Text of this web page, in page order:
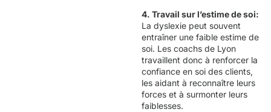
4. Travail sur l’estime de soi:
La dyslexie peut souvent
entraîner une faible estime de
soi. Les coachs de Lyon
travaillent donc à renforcer la
confiance en soi des clients,
les aidant à reconnaître leurs
forces et à surmonter leurs
faiblesses.